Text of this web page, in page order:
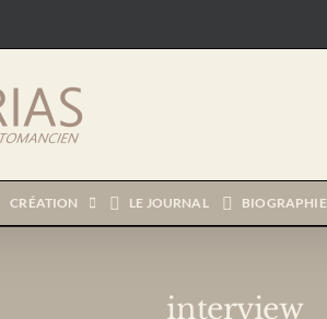
CRÉATION LE JOURNAL BIOGRAPHIE
interview